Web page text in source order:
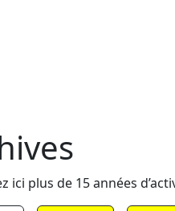
ici plus de 15 années